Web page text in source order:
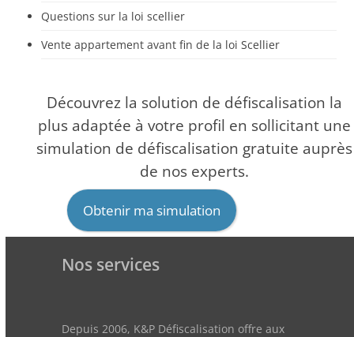
Questions sur la loi scellier
Vente appartement avant fin de la loi Scellier
Découvrez la solution de défiscalisation la
plus adaptée à votre profil en sollicitant une
simulation de défiscalisation gratuite auprès
de nos experts.
Obtenir ma simulation
Nos services
Depuis 2006, K&P Défiscalisation offre aux